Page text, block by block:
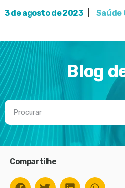
3 de agosto de 2023 Saúde
Blog
Compartilhe